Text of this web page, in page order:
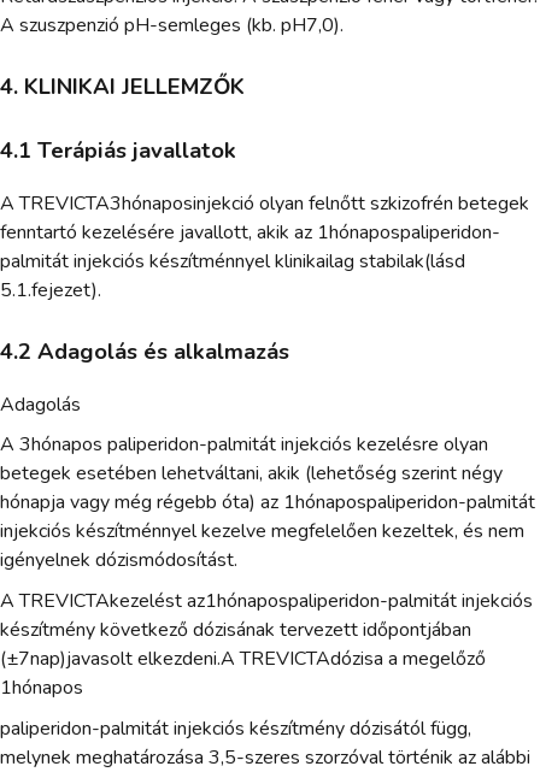
A szuszpenzió pH-semleges (kb. pH7,0).
4. KLINIKAI JELLEMZŐK
4.1 Terápiás javallatok
A TREVICTA3hónaposinjekció olyan felnőtt szkizofrén betegek
fenntartó kezelésére javallott, akik az 1hónapospaliperidon-
palmitát injekciós készítménnyel klinikailag stabilak(lásd
5.1.fejezet).
4.2 Adagolás és alkalmazás
Adagolás
A 3hónapos paliperidon-palmitát injekciós kezelésre olyan
betegek esetében lehetváltani, akik (lehetőség szerint négy
hónapja vagy még régebb óta) az 1hónapospaliperidon-palmitát
injekciós készítménnyel kezelve megfelelően kezeltek, és nem
igényelnek dózismódosítást.
A TREVICTAkezelést az1hónapospaliperidon-palmitát injekciós
készítmény következő dózisának tervezett időpontjában
(±7nap)javasolt elkezdeni.A TREVICTAdózisa a megelőző
1hónapos
paliperidon-palmitát injekciós készítmény dózisától függ,
melynek meghatározása 3,5-szeres szorzóval történik az alábbi